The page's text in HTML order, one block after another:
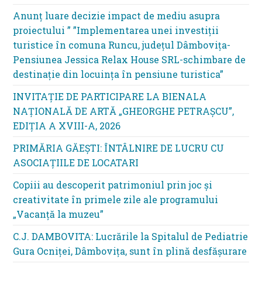
Anunț luare decizie impact de mediu asupra
proiectului ” ”Implementarea unei investiții
turistice în comuna Runcu, județul Dâmbovița-
Pensiunea Jessica Relax House SRL-schimbare de
destinație din locuința în pensiune turistica”
INVITAȚIE DE PARTICIPARE LA BIENALA
NAȚIONALĂ DE ARTĂ „GHEORGHE PETRAȘCU”,
EDIŢIA A XVIII-A, 2026
PRIMĂRIA GĂEȘTI: ÎNTÂLNIRE DE LUCRU CU
ASOCIAȚIILE DE LOCATARI
Copiii au descoperit patrimoniul prin joc și
creativitate în primele zile ale programului
„Vacanță la muzeu”
C.J. DAMBOVITA: Lucrările la Spitalul de Pediatrie
Gura Ocniței, Dâmbovița, sunt în plină desfășurare